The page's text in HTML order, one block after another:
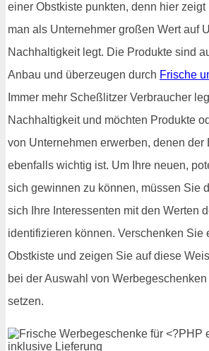
einer Obstkiste punkten, denn hier zeigt
man als Unternehmer großen Wert auf
Nachhaltigkeit legt. Die Produkte sind
Anbau und überzeugen durch Frische
Immer mehr Scheßlitzer Verbraucher
Nachhaltigkeit und möchten Produkte
von Unternehmen erwerben, denen der
ebenfalls wichtig ist. Um Ihre neuen,
sich gewinnen zu können, müssen Sie
sich Ihre Interessenten mit den Werten
identifizieren können. Verschenken Sie
Obstkiste und zeigen Sie auf diese
bei der Auswahl von
setzen.